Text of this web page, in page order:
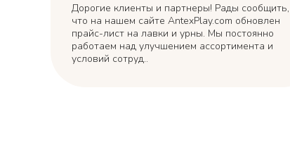
Дорогие клиенты и партнеры! Рады сообщить,
что на нашем сайте AntexPlay.com обновлен
прайс-лист на лавки и урны. Мы постоянно
работаем над улучшением ассортимента и
условий сотруд..